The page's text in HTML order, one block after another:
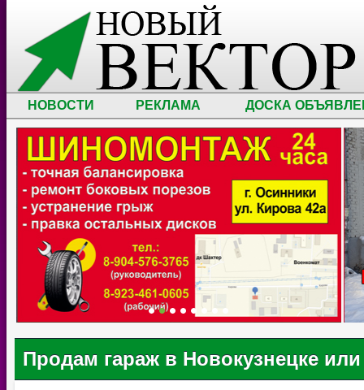
НОВОСТИ РЕКЛАМА ДОСКА
Продам гараж в Новокузнецке